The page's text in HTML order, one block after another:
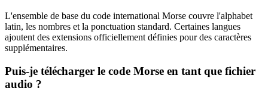
L'ensemble de base du code international Morse couvre l'alphabet
latin, les nombres et la ponctuation standard. Certaines langues
ajoutent des extensions officiellement définies pour des caractères
supplémentaires.
Puis-je télécharger le code Morse en tant que fichier
audio ?